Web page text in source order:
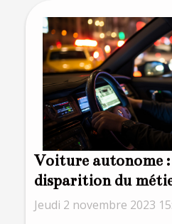
Voiture autonome
disparition du
Jeudi 2 novembre 2023